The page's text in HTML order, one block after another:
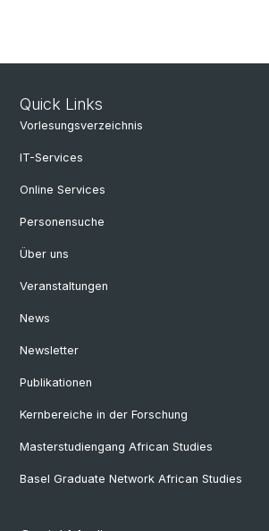
Quick Links
Vorlesungsverzeichnis
IT-Services
Online Services
Personensuche
Über uns
Veranstaltungen
News
Newsletter
Publikationen
Kernbereiche in der Forschung
Masterstudiengang African Studies
Basel Graduate Network African Studies